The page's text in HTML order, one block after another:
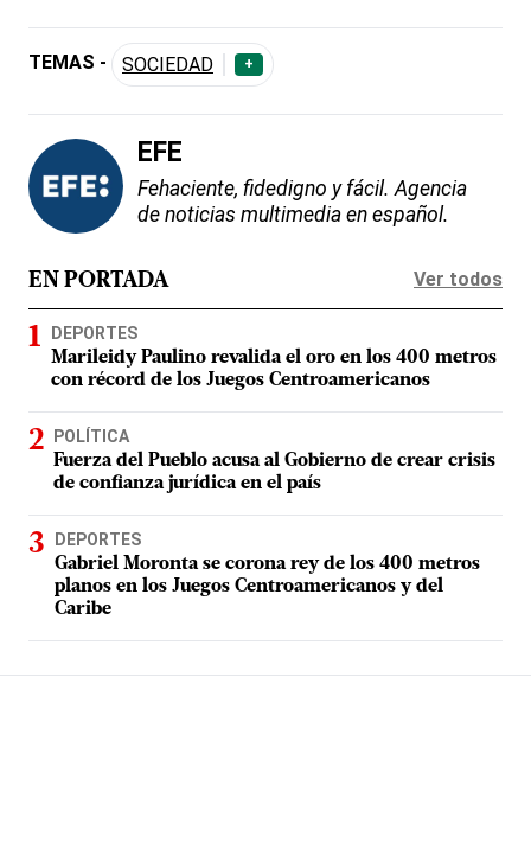
TEMAS - SOCIEDAD +
EFE
Fehaciente, fidedigno y fácil. Agencia
de noticias multimedia en español.
EN PORTADA Ver todos
DEPORTES
Marileidy Paulino revalida el oro en los 400 metros
con récord de los Juegos Centroamericanos
POLÍTICA
Fuerza del Pueblo acusa al Gobierno de crear crisis
de confianza jurídica en el país
DEPORTES
Gabriel Moronta se corona rey de los 400 metros
planos en los Juegos Centroamericanos y del
Caribe